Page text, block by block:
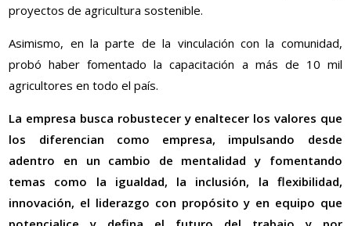
proyectos de agricultura sostenible.
Asimismo, en la parte de la vinculación con la comunidad,
probó haber fomentado la capacitación a más de 10 mil
agricultores en todo el país.
La empresa busca robustecer y enaltecer los valores que
los diferencian como empresa, impulsando desde
adentro en un cambio de mentalidad y fomentando
temas como la igualdad, la inclusión, la flexibilidad,
innovación, el liderazgo con propósito y en equipo que